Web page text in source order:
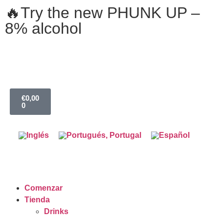
🔥Try the new PHUNK UP –
8% alcohol
€0,00
0
Comenzar
Tienda
Drinks